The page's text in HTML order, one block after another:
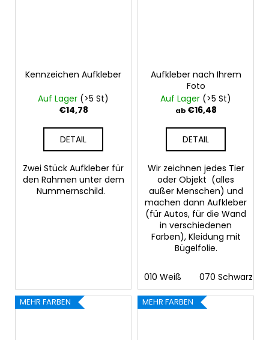
Kennzeichen Aufkleber
Auf Lager (>5 St)
€14,78
DETAIL
Zwei Stück Aufkleber für
den Rahmen unter dem
Nummernschild.
Aufkleber nach Ihrem
Foto
Auf Lager (>5 St)
ab€16,48
DETAIL
Wir zeichnen jedes Tier
oder Objekt (alles
außer Menschen) und
machen dann Aufkleber
(für Autos, für die Wand
in verschiedenen
Farben), Kleidung mit
Bügelfolie.
010 Weiß 070 Schwarz
MEHR FARBEN MEHR FARBEN